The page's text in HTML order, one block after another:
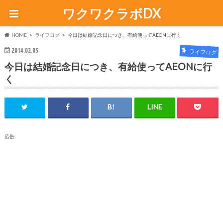
ワクワクラボDX
HOME ライフログ 今日は結婚記念日につき、有給使ってAEONに行く
2014.02.05 ライフログ
今日は結婚記念日につき、有給使ってAEONに行
く
広告